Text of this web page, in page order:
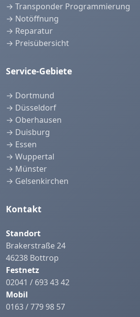
→ Transponder Programmierung
→ Notöffnung
→ Reparatur
→ Preisübersicht
Service-Gebiete
→ Dortmund
→ Düsseldorf
→ Oberhausen
→ Duisburg
→ Essen
→ Wuppertal
→ Münster
→ Gelsenkirchen
Kontakt
Standort
Brakerstraße 24
46238 Bottrop
Festnetz
02041 / 693 43 42
Mobil
0163 / 779 98 57